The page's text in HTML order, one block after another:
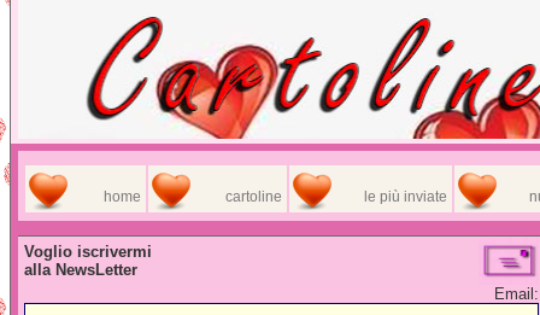
home cartoline le più inviate
Voglio iscrivermi
alla NewsLetter
Email: